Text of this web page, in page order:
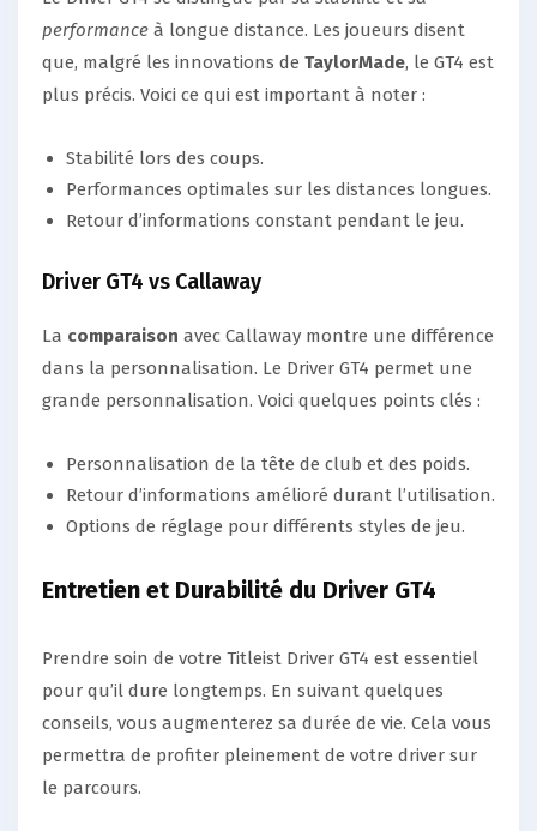
performance à longue distance. Les joueurs disent
que, malgré les innovations de TaylorMade, le GT4 est
plus précis. Voici ce qui est important à noter :
Stabilité lors des coups.
Performances optimales sur les distances longues.
Retour d’informations constant pendant le jeu.
Driver GT4 vs Callaway
La comparaison avec Callaway montre une différence
dans la personnalisation. Le Driver GT4 permet une
grande personnalisation. Voici quelques points clés :
Personnalisation de la tête de club et des poids.
Retour d’informations amélioré durant l’utilisation.
Options de réglage pour différents styles de jeu.
Entretien et Durabilité du Driver GT4
Prendre soin de votre Titleist Driver GT4 est essentiel
pour qu’il dure longtemps. En suivant quelques
conseils, vous augmenterez sa durée de vie. Cela vous
permettra de profiter pleinement de votre driver sur
le parcours.